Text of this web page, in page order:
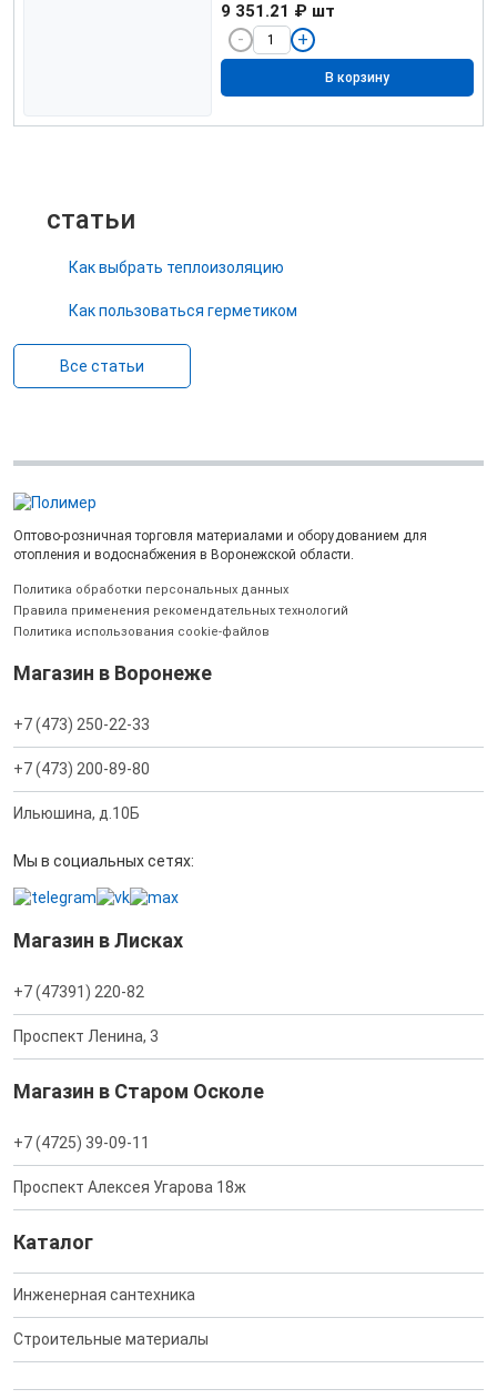
9 351.21 ₽ шт
В корзину
статьи
Как выбрать теплоизоляцию
Как пользоваться герметиком
Все статьи
Оптово-розничная торговля материалами и оборудованием для
отопления и водоснабжения в Воронежской области.
Политика обработки персональных данных
Правила применения рекомендательных технологий
Политика использования cookie-файлов
Магазин в Воронеже
+7 (473) 250-22-33
+7 (473) 200-89-80
Ильюшина, д.10Б
Мы в социальных сетях:
Магазин в Лисках
+7 (47391) 220-82
Проспект Ленина, 3
Магазин в Старом Осколе
+7 (4725) 39-09-11
Проспект Алексея Угарова 18ж
Каталог
Инженерная сантехника
Строительные материалы